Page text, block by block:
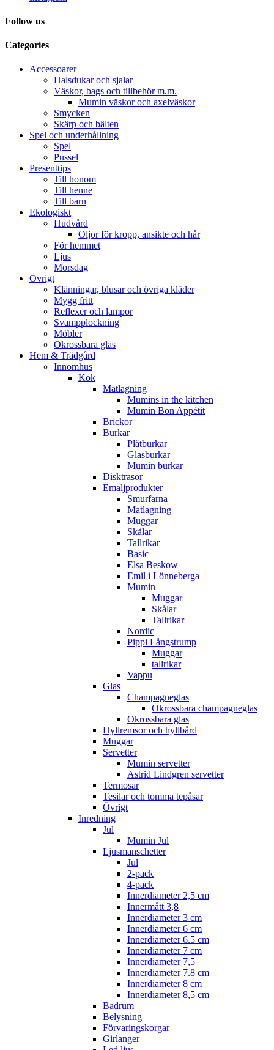
Follow us
Categories
Accessoarer
Halsdukar och sjalar
Väskor, bags och tillbehör m.m.
Mumin väskor och axelväskor
Smycken
Skärp och bälten
Spel och underhållning
Spel
Pussel
Presenttips
Till honom
Till henne
Till barn
Ekologiskt
Hudvård
Oljor för kropp, ansikte och hår
För hemmet
Ljus
Morsdag
Övrigt
Klänningar, blusar och övriga kläder
Mygg fritt
Reflexer och lampor
Svampplockning
Möbler
Okrossbara glas
Hem & Trädgård
Innomhus
Kök
Matlagning
Mumins in the kitchen
Mumin Bon Appétit
Brickor
Burkar
Plåtburkar
Glasburkar
Mumin burkar
Disktrasor
Emaljprodukter
Smurfarna
Matlagning
Muggar
Skålar
Tallrikar
Basic
Elsa Beskow
Emil i Lönneberga
Mumin
Muggar
Skålar
Tallrikar
Nordic
Pippi Långstrump
Muggar
tallrikar
Vappu
Glas
Champagneglas
Okrossbara champagneglas
Okrossbara glas
Hyllremsor och hyllbård
Muggar
Servetter
Mumin servetter
Astrid Lindgren servetter
Termosar
Tesilar och tomma tepåsar
Övrigt
Inredning
Jul
Mumin Jul
Ljusmanschetter
Jul
2-pack
4-pack
Innerdiameter 2,5 cm
Innermått 3,8
Innerdiameter 3 cm
Innerdiameter 6 cm
Innerdiameter 6.5 cm
Innerdiameter 7 cm
Innerdiameter 7,5
Innerdiameter 7.8 cm
Innerdiameter 8 cm
Innerdiameter 8,5 cm
Badrum
Belysning
Förvaringskorgar
Girlanger